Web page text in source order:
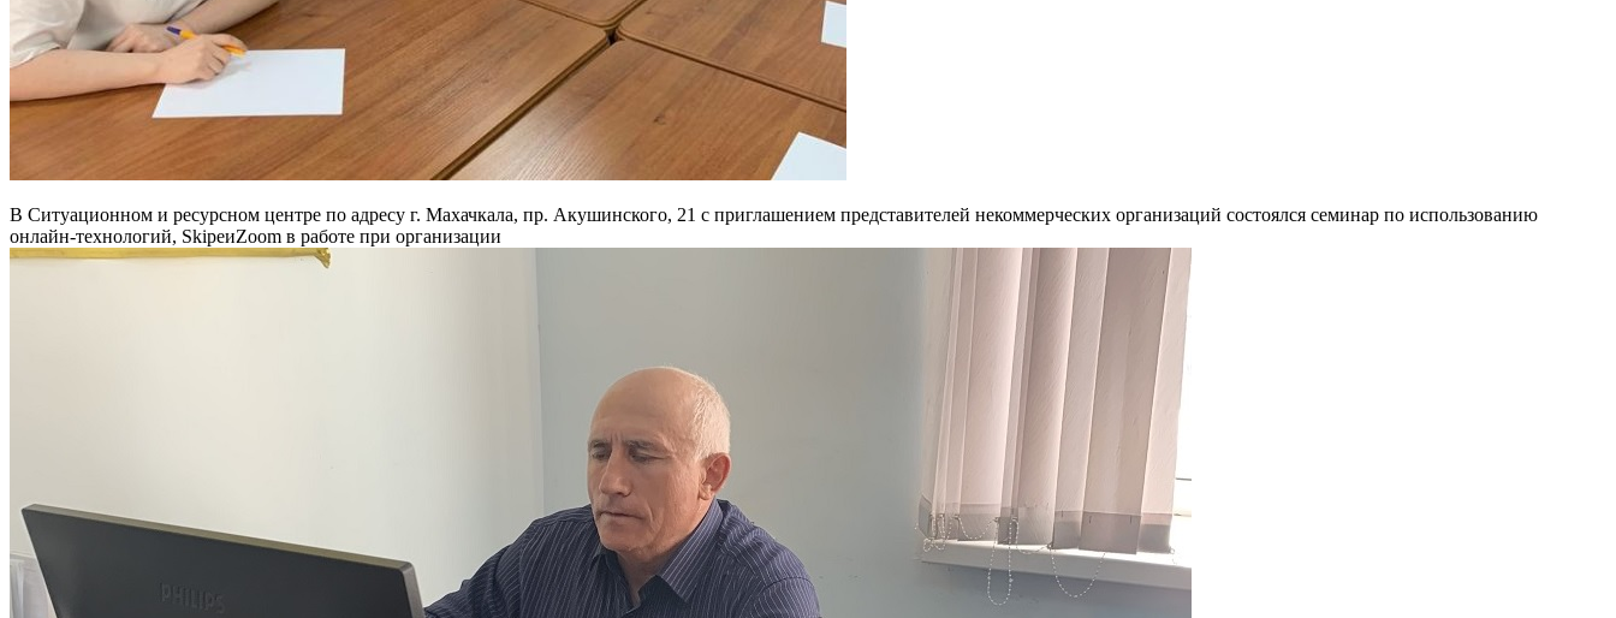
В Ситуационном и ресурсном центре по адресу г. Махачкала, пр. Акушинского, 21 с приглашением представителей некоммерческих организаций состоялся семинар по использованию
онлайн-технологий, SkipeиZoom в работе при организации